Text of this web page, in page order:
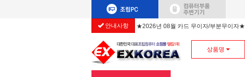
안내사항 ★2026년 08월 카드 무이자/부분무이자★
상품명